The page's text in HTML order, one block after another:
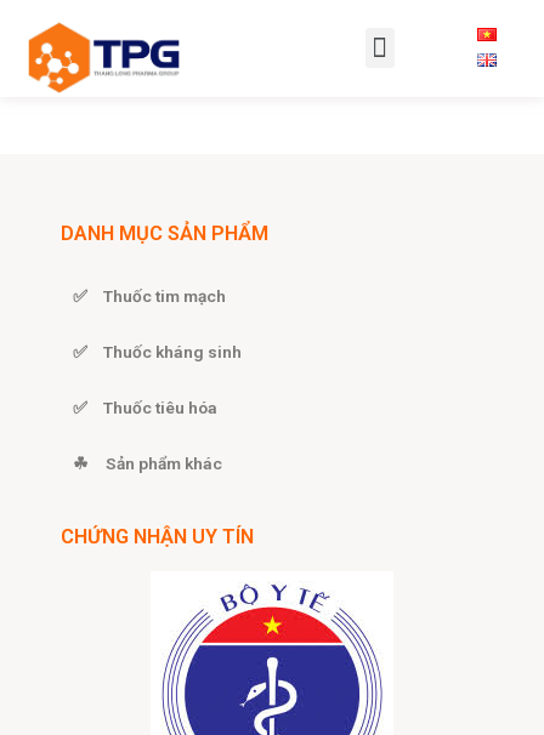
DANH MỤC SẢN PHẨM
✅ Thuốc tim mạch
✅ Thuốc kháng sinh
✅ Thuốc tiêu hóa
☘ Sản phẩm khác
CHỨNG NHẬN UY TÍN